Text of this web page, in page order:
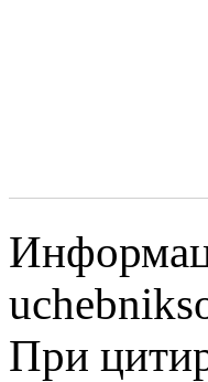
При